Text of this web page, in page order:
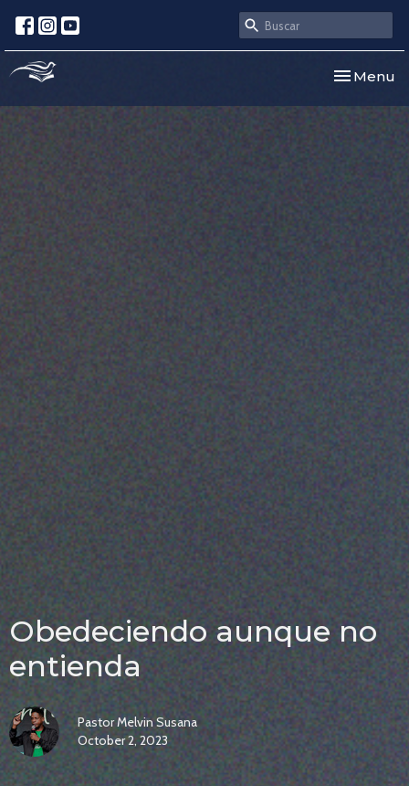
Toggle
Menu
Obedeciendo aunque no
entienda
Pastor Melvin Susana
October 2, 2023